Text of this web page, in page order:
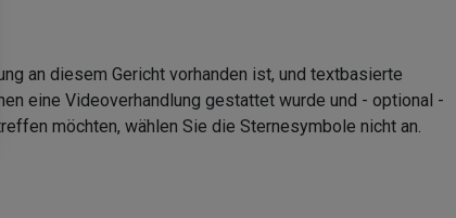
an diesem Gericht vorhanden ist, und textbasierte
eine Videoverhandlung gestattet wurde und - optional -
möchten, wählen Sie die Sternesymbole nicht an.